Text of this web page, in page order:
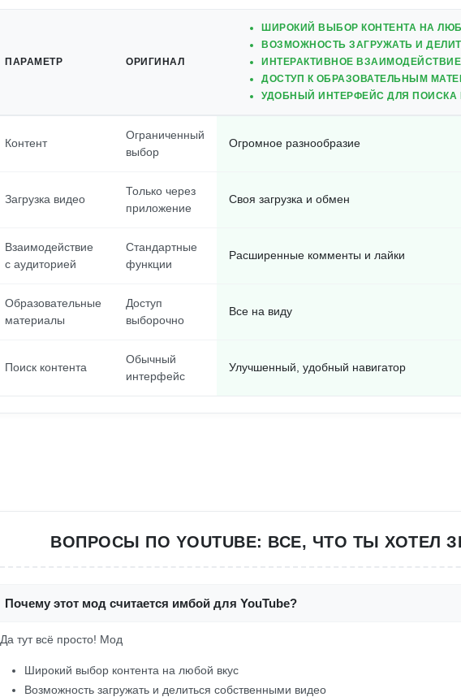
ПАРАМЕТР ОРИГИНАЛ
ШИРОКИЙ ВЫБОР КОНТЕНТА НА
ВОЗМОЖНОСТЬ ЗАГРУЖАТЬ И
ИНТЕРАКТИВНОЕ
ДОСТУП К ОБРАЗОВАТЕЛЬНЫМ
УДОБНЫЙ ИНТЕРФЕЙС ДЛЯ ПОИСКА
Контент
Ограниченный
выбор
Огромное разнообразие
Загрузка видео
Только через
приложение
Своя загрузка и обмен
Взаимодействие
с аудиторией
Стандартные
функции
Расширенные комменты и лайки
Образовательные
материалы
Доступ
выборочно
Все на виду
Поиск контента
Обычный
интерфейс
Улучшенный, удобный навигатор
ВОПРОСЫ ПО YOUTUBE: ВСЕ, ЧТО ТЫ ХОТЕЛ
Почему этот мод считается имбой для YouTube?
Да тут всё просто! Мод
Широкий выбор контента на любой вкус
Возможность загружать и делиться собственными видео